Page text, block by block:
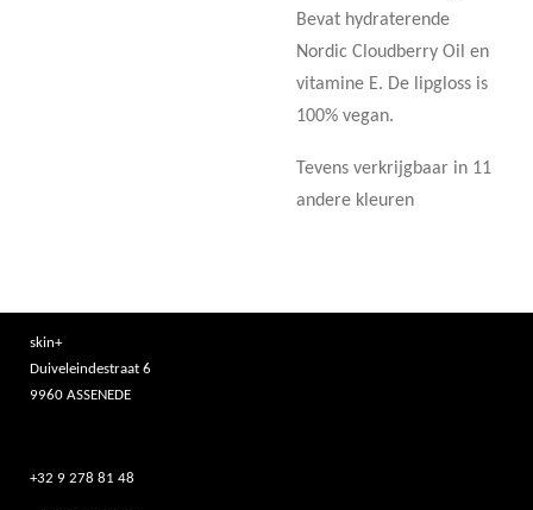
Bevat hydraterende
Nordic Cloudberry Oil en
vitamine E. De lipgloss is
100% vegan.
Tevens verkrijgbaar in 11
andere kleuren
skin+
Duiveleindestraat 6
9960 ASSENEDE
+32 9 278 81 48